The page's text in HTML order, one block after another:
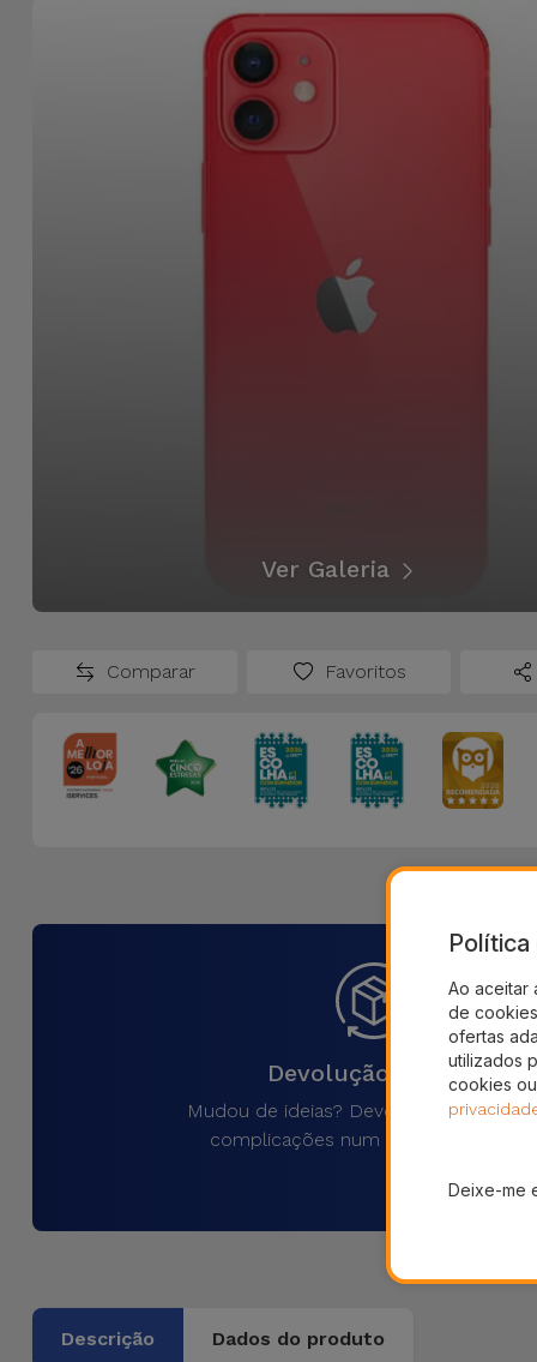
Ver Galeria
Comparar Favoritos
Devolução 30 Dias
Mudou de ideias? Devolva o produto
complicações num prazo de 30 dias.
Descrição Dados do produto
Política
Ao aceitar
de
ofertas
utilizados
cookies
Deixe-me